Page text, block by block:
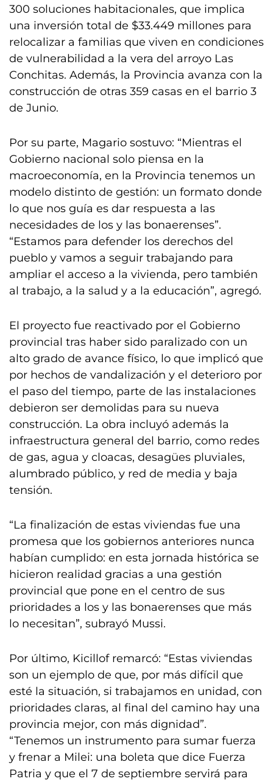
300 soluciones habitacionales, que implica
una inversión total de $33.449 millones para
relocalizar a familias que viven en condiciones
de vulnerabilidad a la vera del arroyo Las
Conchitas. Además, la Provincia avanza con la
construcción de otras 359 casas en el barrio 3
de Junio.
Por su parte, Magario sostuvo: “Mientras el
Gobierno nacional solo piensa en la
macroeconomía, en la Provincia tenemos un
modelo distinto de gestión: un formato donde
lo que nos guía es dar respuesta a las
necesidades de los y las bonaerenses”.
“Estamos para defender los derechos del
pueblo y vamos a seguir trabajando para
ampliar el acceso a la vivienda, pero también
al trabajo, a la salud y a la educación”, agregó.
El proyecto fue reactivado por el Gobierno
provincial tras haber sido paralizado con un
alto grado de avance físico, lo que implicó que
por hechos de vandalización y el deterioro por
el paso del tiempo, parte de las instalaciones
debieron ser demolidas para su nueva
construcción. La obra incluyó además la
infraestructura general del barrio, como redes
de gas, agua y cloacas, desagües pluviales,
alumbrado público, y red de media y baja
tensión.
“La finalización de estas viviendas fue una
promesa que los gobiernos anteriores nunca
habían cumplido: en esta jornada histórica se
hicieron realidad gracias a una gestión
provincial que pone en el centro de sus
prioridades a los y las bonaerenses que más
lo necesitan”, subrayó Mussi.
Por último, Kicillof remarcó: “Estas viviendas
son un ejemplo de que, por más difícil que
esté la situación, si trabajamos en unidad, con
prioridades claras, al final del camino hay una
provincia mejor, con más dignidad”.
“Tenemos un instrumento para sumar fuerza
y frenar a Milei: una boleta que dice Fuerza
Patria y que el 7 de septiembre servirá para